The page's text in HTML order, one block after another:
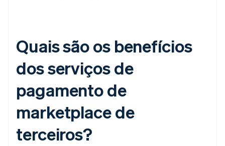
Quais são os benefícios
dos serviços de
pagamento de
marketplace de
terceiros?